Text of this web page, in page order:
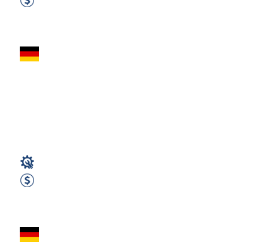
Spawacz MAG –
Spawacz MAG –